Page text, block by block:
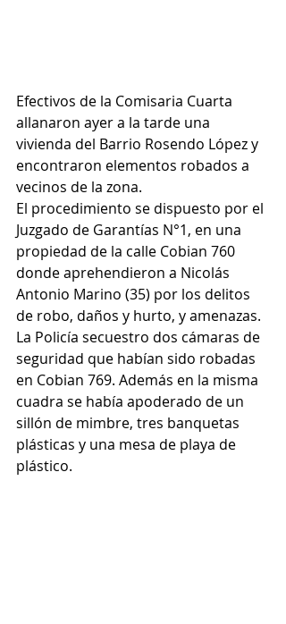
Efectivos de la Comisaria Cuarta
allanaron ayer a la tarde una
vivienda del Barrio Rosendo López y
encontraron elementos robados a
vecinos de la zona.
El procedimiento se dispuesto por el
Juzgado de Garantías N°1, en una
propiedad de la calle Cobian 760
donde aprehendieron a Nicolás
Antonio Marino (35) por los delitos
de robo, daños y hurto, y amenazas.
La Policía secuestro dos cámaras de
seguridad que habían sido robadas
en Cobian 769. Además en la misma
cuadra se había apoderado de un
sillón de mimbre, tres banquetas
plásticas y una mesa de playa de
plástico.